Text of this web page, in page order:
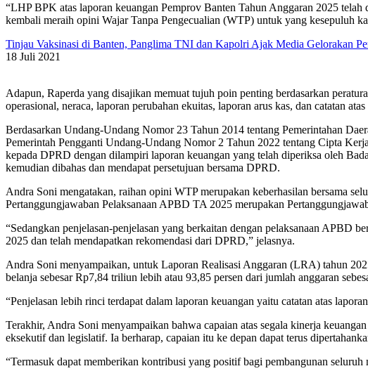
“LHP BPK atas laporan keuangan Pemprov Banten Tahun Anggaran 2025
kembali meraih opini Wajar Tanpa Pengecualian (WTP) untuk yang kesepuluh
Tinjau Vaksinasi di Banten, Panglima TNI dan Kapolri Ajak Media Gelorakan
18 Juli 2021
Adapun, Raperda yang disajikan memuat tujuh poin penting berdasarkan
operasional, neraca, laporan perubahan ekuitas, laporan arus kas, dan catatan
Berdasarkan Undang-Undang Nomor 23 Tahun 2014 tentang Pemerintahan
Pemerintah Pengganti Undang-Undang Nomor 2 Tahun 2022 tentang Cipta
kepada DPRD dengan dilampiri laporan keuangan yang telah diperiksa oleh
kemudian dibahas dan mendapat persetujuan bersama DPRD.
Andra Soni mengatakan, raihan opini WTP merupakan keberhasilan bersama
Pertanggungjawaban Pelaksanaan APBD TA 2025 merupakan
“Sedangkan penjelasan-penjelasan yang berkaitan dengan pelaksanaan APBD
2025 dan telah mendapatkan rekomendasi dari DPRD,” jelasnya.
Andra Soni menyampaikan, untuk Laporan Realisasi Anggaran (LRA) tahun
belanja sebesar Rp7,84 triliun lebih atau 93,85 persen dari jumlah anggaran
“Penjelasan lebih rinci terdapat dalam laporan keuangan yaitu catatan atas
Terakhir, Andra Soni menyampaikan bahwa capaian atas segala kinerja
eksekutif dan legislatif. Ia berharap, capaian itu ke depan dapat terus
“Termasuk dapat memberikan kontribusi yang positif bagi pembangunan